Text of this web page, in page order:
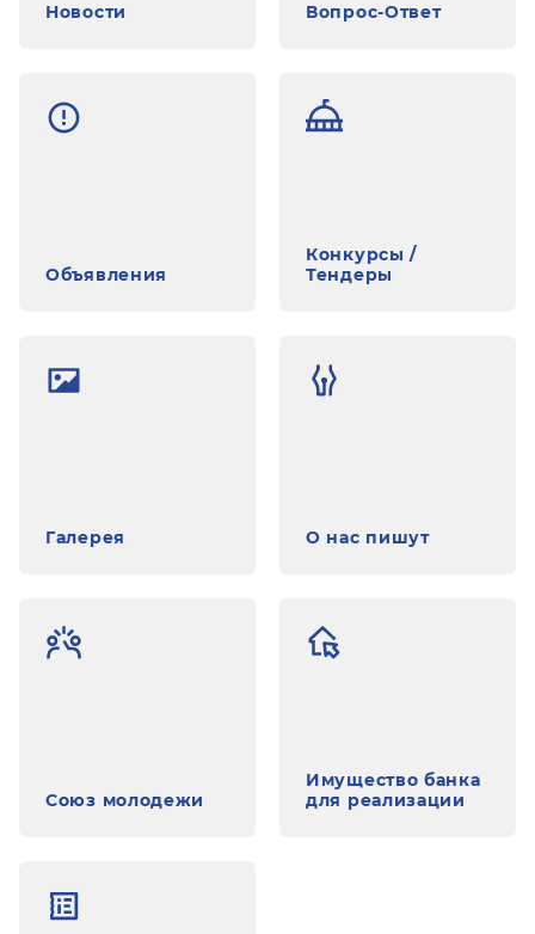
Новости Вопрос-Ответ
Объявления
Конкурсы /
Тендеры
Галерея О нас пишут
Союз молодежи
Имущество банка
для реализации